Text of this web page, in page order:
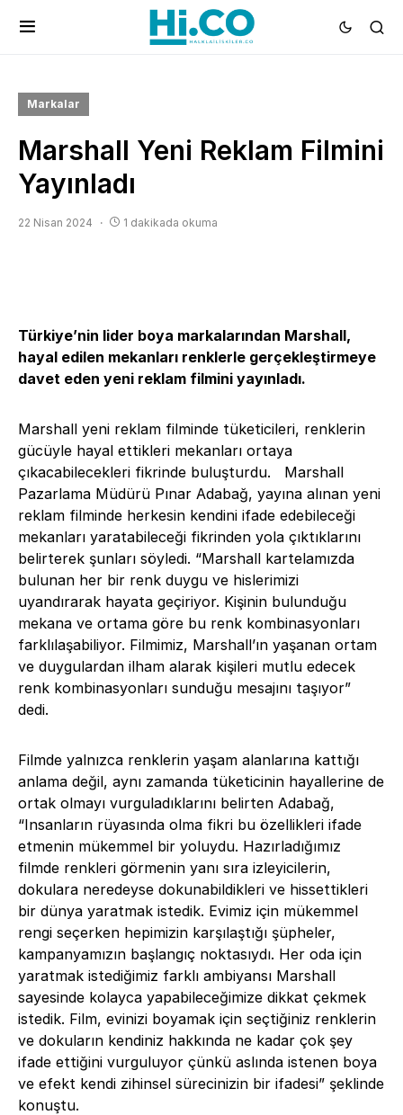
Markalar
Marshall Yeni Reklam Filmini
Yayınladı
22 Nisan 2024 1 dakikada okuma
Türkiye’nin lider boya markalarından Marshall,
hayal edilen mekanları renklerle gerçekleştirmeye
davet eden yeni reklam filmini yayınladı.
Marshall yeni reklam filminde tüketicileri, renklerin
gücüyle hayal ettikleri mekanları ortaya
çıkacabilecekleri fikrinde buluşturdu. Marshall
Pazarlama Müdürü Pınar Adabağ, yayına alınan yeni
reklam filminde herkesin kendini ifade edebileceği
mekanları yaratabileceği fikrinden yola çıktıklarını
belirterek şunları söyledi. “Marshall kartelamızda
bulunan her bir renk duygu ve hislerimizi
uyandırarak hayata geçiriyor. Kişinin bulunduğu
mekana ve ortama göre bu renk kombinasyonları
farklılaşabiliyor. Filmimiz, Marshall’ın yaşanan ortam
ve duygulardan ilham alarak kişileri mutlu edecek
renk kombinasyonları sunduğu mesajını taşıyor”
dedi.
Filmde yalnızca renklerin yaşam alanlarına kattığı
anlama değil, aynı zamanda tüketicinin hayallerine de
ortak olmayı vurguladıklarını belirten Adabağ,
“Insanların rüyasında olma fikri bu özellikleri ifade
etmenin mükemmel bir yoluydu. Hazırladığımız
filmde renkleri görmenin yanı sıra izleyicilerin,
dokulara neredeyse dokunabildikleri ve hissettikleri
bir dünya yaratmak istedik. Evimiz için mükemmel
rengi seçerken hepimizin karşılaştığı şüpheler,
kampanyamızın başlangıç noktasıydı. Her oda için
yaratmak istediğimiz farklı ambiyansı Marshall
sayesinde kolayca yapabileceğimize dikkat çekmek
istedik. Film, evinizi boyamak için seçtiğiniz renklerin
ve dokuların kendiniz hakkında ne kadar çok şey
ifade ettiğini vurguluyor çünkü aslında istenen boya
ve efekt kendi zihinsel sürecinizin bir ifadesi” şeklinde
konuştu.